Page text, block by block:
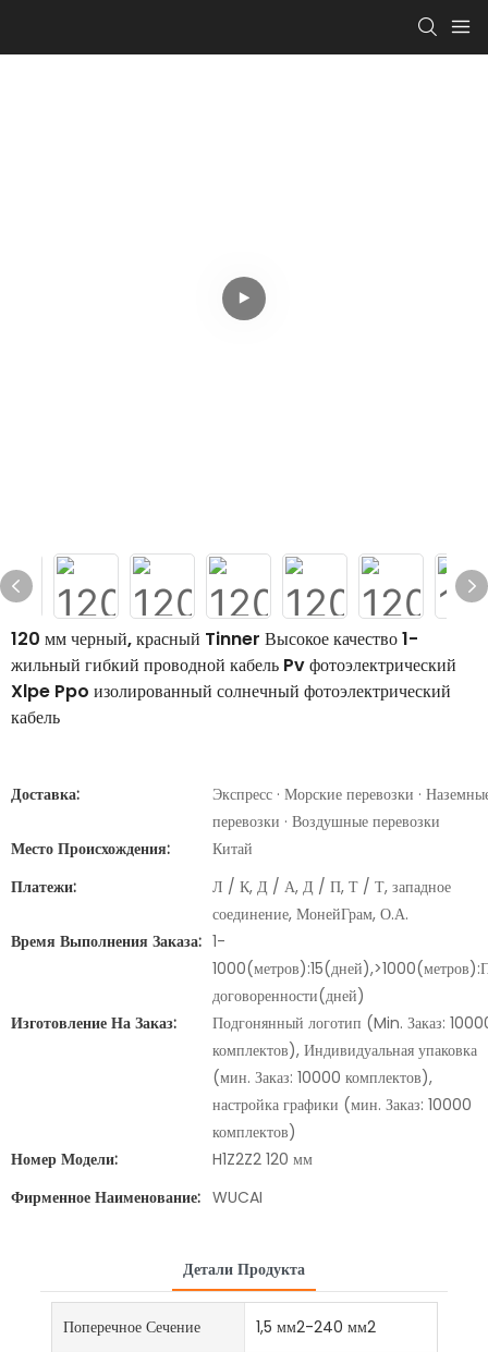
120 мм черный, красный Tinner Высокое качество 1-
жильный гибкий проводной кабель Pv фотоэлектрический
Xlpe Ppo изолированный солнечный фотоэлектрический
кабель
Доставка:
Экспресс · Морские перевозки ·
перевозки · Воздушные перевозки
Место Происхождения:
Китай
Платежи:
Л / К, Д / А, Д / П, Т / Т, западное
соединение, МонейГрам, О.А.
Время Выполнения Заказа: 1-
договоренности(дней)
Изготовление На Заказ:
Подгонянный логотип (Min. Заказ:
комплектов), Индивидуальная упаковка
(мин. Заказ: 10000 комплектов),
настройка графики (мин. Заказ: 10000
комплектов)
Номер Модели:
H1Z2Z2 120 мм
Фирменное Наименование: WUCAI
Детали Продукта
Поперечное Сечение 1,5 мм2-240 мм2